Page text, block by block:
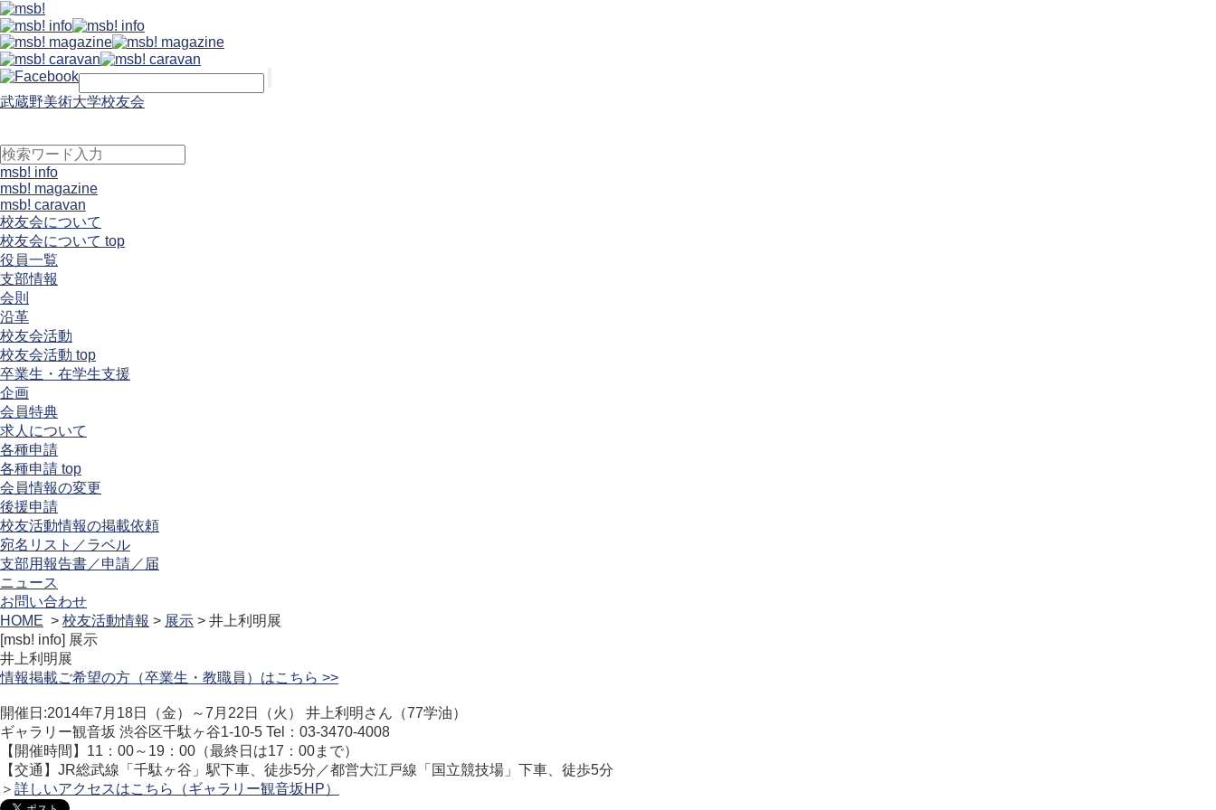
武蔵野美術大学校友会
msb! info
msb! magazine
msb! caravan
校友会について
校友会について top
役員一覧
支部情報
会則
沿革
校友会活動
校友会活動 top
卒業生・在学生支援
企画
会員特典
求人について
各種申請
各種申請 top
会員情報の変更
後援申請
校友活動情報の掲載依頼
宛名リスト／ラベル
支部用報告書／申請／届
ニュース
お問い合わせ
HOME > 校友活動情報 > 展示 > 井上利明展
[msb! info] 展示
井上利明展
情報掲載ご希望の方（卒業生・教職員）はこちら >>
開催日:2014年7月18日（金）～7月22日（火） 井上利明さん（77学油）
ギャラリー観音坂 渋谷区千駄ヶ谷1-10-5 Tel：03-3470-4008
【開催時間】11：00～19：00（最終日は17：00まで）
【交通】JR総武線「千駄ヶ谷」駅下車、徒歩5分／都営大江戸線「国立競技場」下車、徒歩5分
＞ 詳しいアクセスはこちら（ギャラリー観音坂HP）